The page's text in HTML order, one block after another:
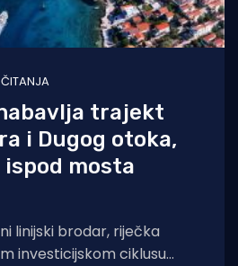
ČITANJA
trajekt
i Dugog otoka,
mosta
linijski brodar, riječka
investicijskom ciklusu